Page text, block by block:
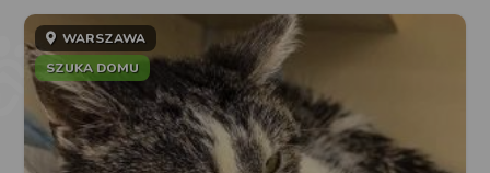
WARSZAWA
SZUKA DOMU